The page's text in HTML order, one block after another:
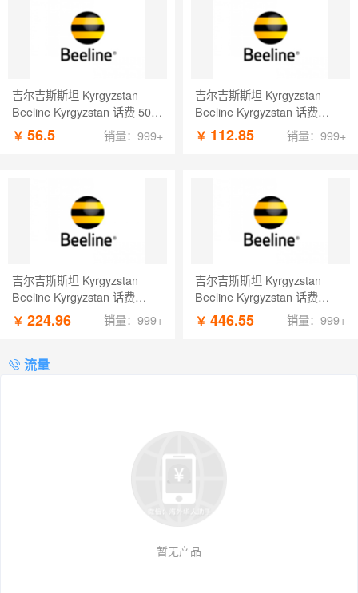
吉尔吉斯斯坦 Kyrgyzstan
Beeline Kyrgyzstan 话费 500
KGS
￥ 56.5 销量：999+
吉尔吉斯斯坦 Kyrgyzstan
Beeline Kyrgyzstan 话费
1000 KGS
￥ 112.85 销量：999+
吉尔吉斯斯坦 Kyrgyzstan
Beeline Kyrgyzstan 话费
2000 KGS
￥ 224.96 销量：999+
吉尔吉斯斯坦 Kyrgyzstan
Beeline Kyrgyzstan 话费
4000 KGS
￥ 446.55 销量：999+
流量
暂无产品